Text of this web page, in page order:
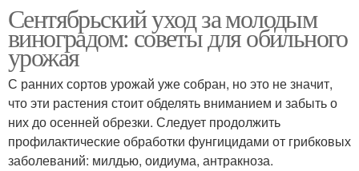
Сентябрьский уход за молодым
виноградом: советы для обильного
урожая
С ранних сортов урожай уже собран, но это не значит,
что эти растения стоит обделять вниманием и забыть о
них до осенней обрезки. Следует продолжить
профилактические обработки фунгицидами от грибковых
заболеваний: милдью, оидиума, антракноза.